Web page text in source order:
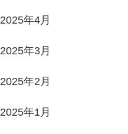
2025年4月
2025年3月
2025年2月
2025年1月